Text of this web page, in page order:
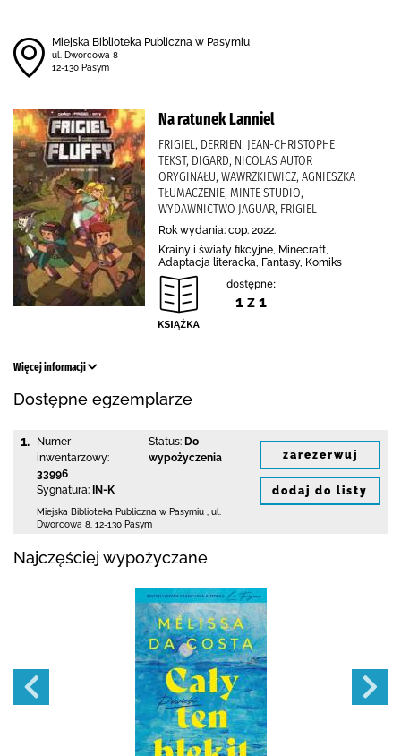
Miejska Biblioteka Publiczna w Pasymiu
ul. Dworcowa 8
12-130 Pasym
Na ratunek Lanniel
FRIGIEL, DERRIEN, JEAN-CHRISTOPHE
TEKST, DIGARD, NICOLAS AUTOR
ORYGINAŁU, WAWRZKIEWICZ, AGNIESZKA
TŁUMACZENIE, MINTE STUDIO,
WYDAWNICTWO JAGUAR, FRIGIEL
Rok wydania: cop. 2022.
Krainy i światy fikcyjne, Minecraft,
Adaptacja literacka, Fantasy, Komiks
dostępne:
1 z 1
Więcej informacji
Dostępne egzemplarze
1.
Numer
inwentarzowy:
33996
Sygnatura: IN-K
Status: Do
wypożyczenia
Miejska Biblioteka Publiczna w Pasymiu
ul.
Dworcowa 8 12-130 Pasym
zarezerwuj
dodaj do listy
Najczęściej wypożyczane